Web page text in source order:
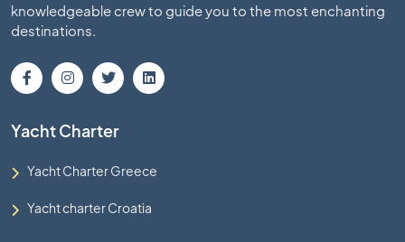
knowledgeable crew to guide you to the most enchanting
destinations.
Yacht Charter
Yacht Charter Greece
Yacht charter Croatia